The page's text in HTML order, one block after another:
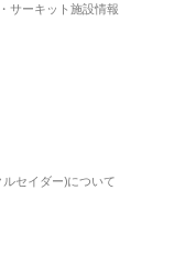
サーキット施設情報
セイダー)について